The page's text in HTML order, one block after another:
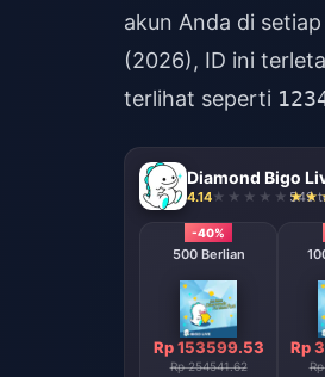
akun Anda di
(2026), ID ini
terlihat seperti
Diamond Bigo
4.14 549
-40%
500 Berlian
Rp 153599.53
Rp 254541.62
Rp